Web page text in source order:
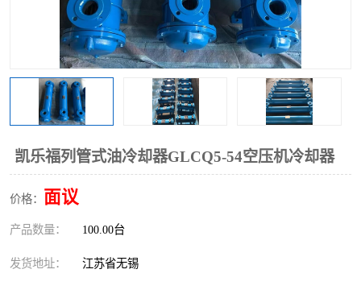
凯乐福列管式油冷却器GLCQ5-54空压机冷却器
价格： 面议
产品数量： 100.00台
发货地址： 江苏省无锡